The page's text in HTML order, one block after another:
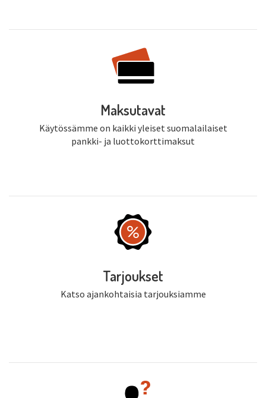
Maksutavat
Käytössämme on kaikki yleiset suomalailaiset
pankki- ja luottokorttimaksut
Tarjoukset
Katso ajankohtaisia tarjouksiamme